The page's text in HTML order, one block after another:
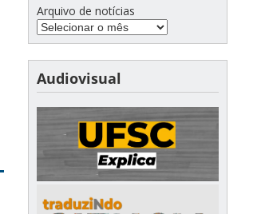
Arquivo de notícias
Audiovisual